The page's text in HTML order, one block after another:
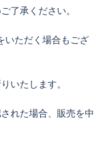
了承ください。
いただく場合もござ
いたします。
れた場合、販売を中